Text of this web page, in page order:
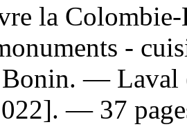
la
-
— Laval
— 37